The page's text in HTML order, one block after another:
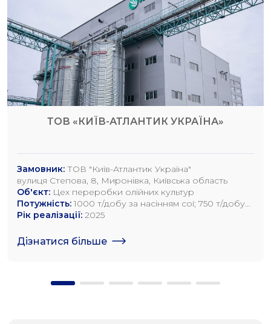
ТОВ «КИЇВ-АТЛАНТИК УКРАЇНА»
Замовник: ТОВ "Київ-Атлантик Україна"
вулиця Степова, 8, Миронівка, Київська область
Об'єкт: Цех переробки олійних культур
Потужність: 1000 т/добу за насінням сої; 750 т/добу
за насінням ріпаку; 1200 т/добу по насінню
Рік реалізації: 2025
Дізнатися більше